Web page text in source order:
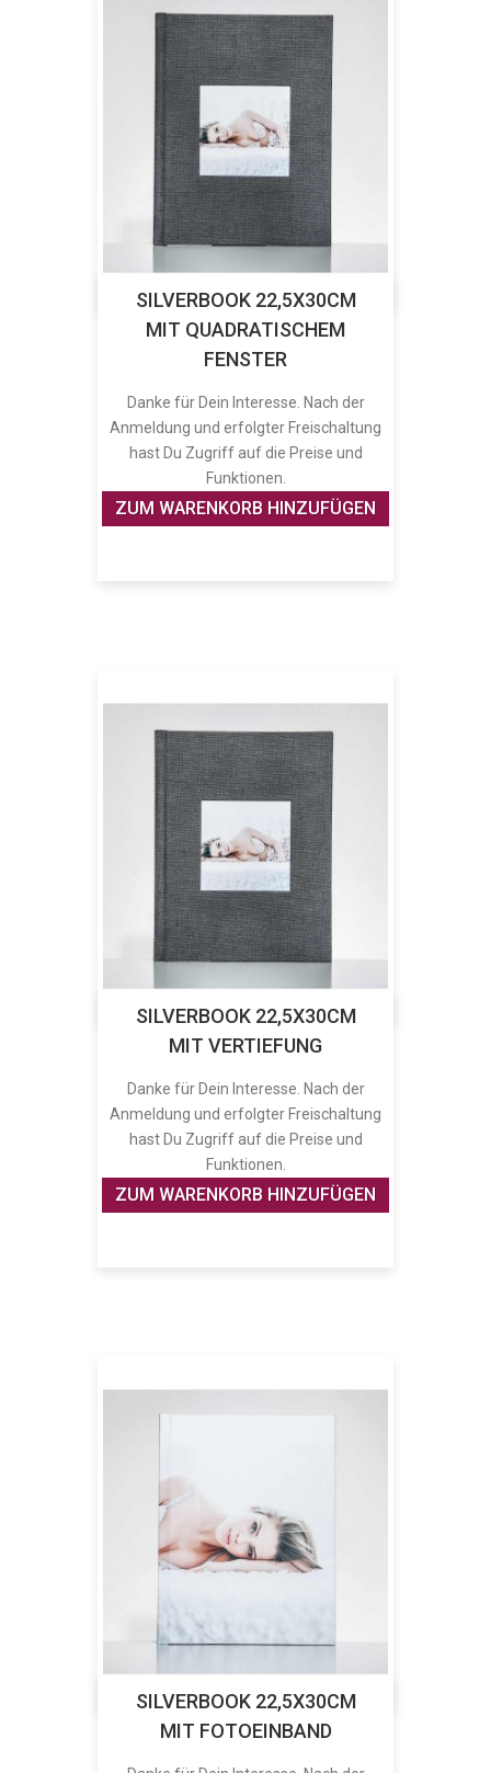
SILVERBOOK 22,5X30CM
MIT QUADRATISCHEM
FENSTER
Danke für Dein Interesse. Nach der
Anmeldung und erfolgter Freischaltung
hast Du Zugriff auf die Preise und
Funktionen.
ZUM WARENKORB HINZUFÜGEN
SILVERBOOK 22,5X30CM
MIT VERTIEFUNG
Danke für Dein Interesse. Nach der
Anmeldung und erfolgter Freischaltung
hast Du Zugriff auf die Preise und
Funktionen.
ZUM WARENKORB HINZUFÜGEN
SILVERBOOK 22,5X30CM
MIT FOTOEINBAND